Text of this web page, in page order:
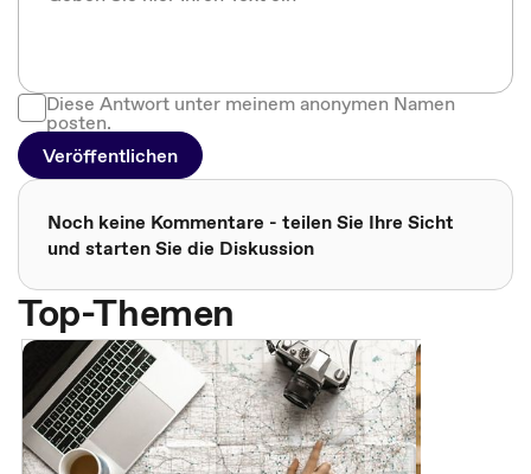
Diese Antwort unter meinem anonymen Namen
posten.
Veröffentlichen
Noch keine Kommentare - teilen Sie Ihre Sicht
und starten Sie die Diskussion
Top-Themen